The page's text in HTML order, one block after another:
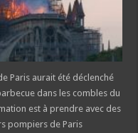
Paris aurait été déclenché
dans les combles du
est à prendre avec des
pompiers de Paris